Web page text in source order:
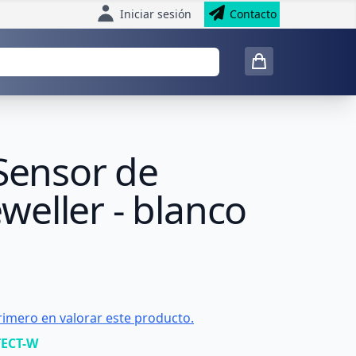
Iniciar sesión Contacto
de
- blanco
en valorar este producto.
W